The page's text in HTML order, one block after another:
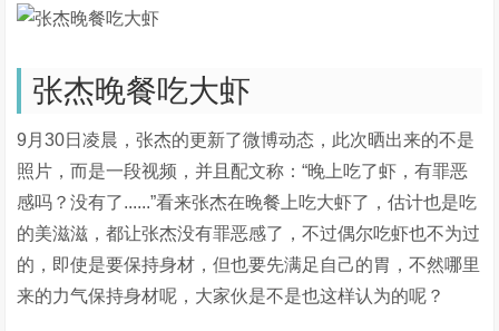
张杰晚餐吃大虾
9月30日凌晨，张杰的更新了微博动态，此次晒出来的不是
照片，而是一段视频，并且配文称：“晚上吃了虾，有罪恶
感吗？没有了......”看来张杰在晚餐上吃大虾了，估计也是吃
的美滋滋，都让张杰没有罪恶感了，不过偶尔吃虾也不为过
的，即使是要保持身材，但也要先满足自己的胃，不然哪里
来的力气保持身材呢，大家伙是不是也这样认为的呢？